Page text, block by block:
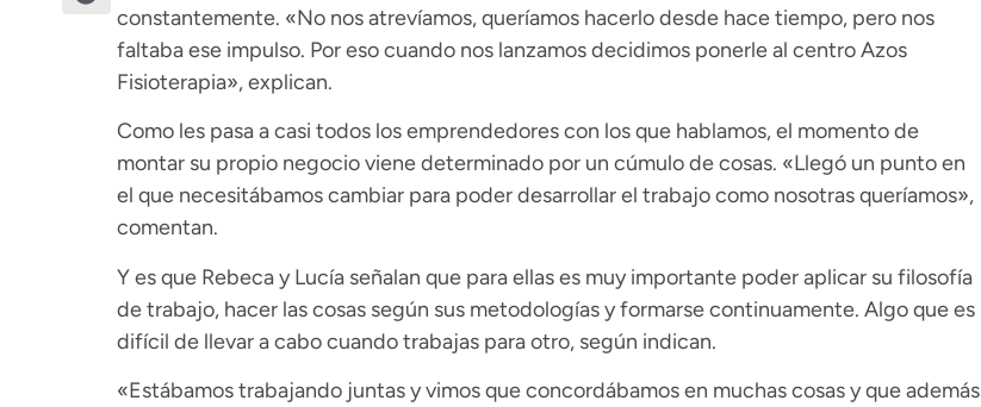
constantemente. «No nos atrevíamos, queríamos hacerlo desde hace tiempo, pero nos
faltaba ese impulso. Por eso cuando nos lanzamos decidimos ponerle al centro Azos
Fisioterapia», explican.
Como les pasa a casi todos los emprendedores con los que hablamos, el momento de
montar su propio negocio viene determinado por un cúmulo de cosas. «Llegó un punto en
el que necesitábamos cambiar para poder desarrollar el trabajo como nosotras queríamos»,
comentan.
Y es que Rebeca y Lucía señalan que para ellas es muy importante poder aplicar su filosofía
de trabajo, hacer las cosas según sus metodologías y formarse continuamente. Algo que es
difícil de llevar a cabo cuando trabajas para otro, según indican.
«Estábamos trabajando juntas y vimos que concordábamos en muchas cosas y que además